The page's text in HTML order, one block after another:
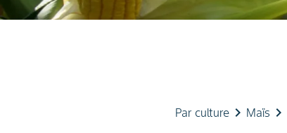
Par culturekeyboard_arrow_right Maïs keyboard_arrow_right